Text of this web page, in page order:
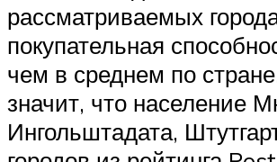
рассматриваемых
покупательная
чем в среднем по
значит, что население
Ингольштадата,